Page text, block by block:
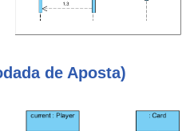
de Aposta)